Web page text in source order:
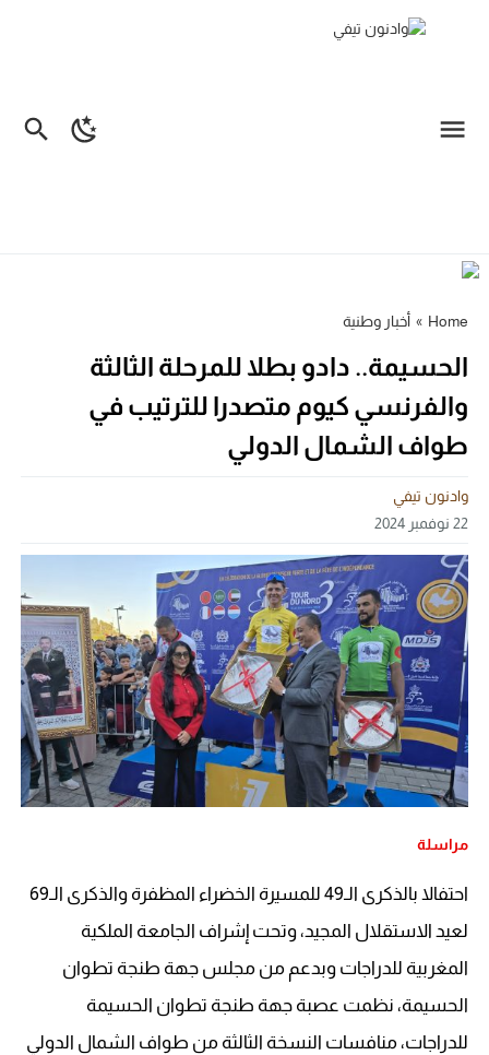
Home
» أخبار وطنية
الحسيمة.. دادو بطلا للمرحلة الثالثة
والفرنسي كيوم متصدرا للترتيب في
طواف الشمال الدولي
وادنون تيفي
22 نوفمبر 2024
مراسلة
احتفالا بالذكرى الـ49 للمسيرة الخضراء المظفرة والذكرى الـ69
لعيد الاستقلال المجيد، وتحت إشراف الجامعة الملكية
المغربية للدراجات وبدعم من مجلس جهة طنجة تطوان
الحسيمة، نظمت عصبة جهة طنجة تطوان الحسيمة
للدراجات، منافسات النسخة الثالثة من طواف الشمال الدولي